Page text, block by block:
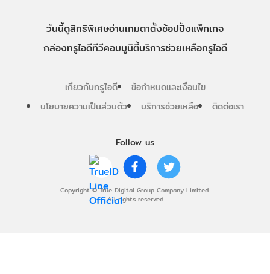
Follow us
Copyright © True Digital Group Company Limited.
All rights reserved
วันนี้ดูสิทธิพิเศษอ่านเกมตาตั้งช้อปปิ้งแพ็กเกจ
กล่องทรูไอดีทีวีคอมมูนิตี้บริการช่วยเหลือทรูไอดี
เกี่ยวกับทรูไอดี
ข้อกำหนดและเงื่อนไข
นโยบายความเป็นส่วนตัว
บริการช่วยเหลือ ติดต่อเรา